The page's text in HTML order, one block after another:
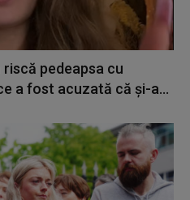
pedeapsa cu
a fost acuzată că și-a...